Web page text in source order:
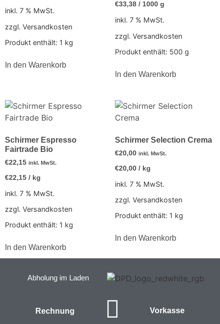
inkl. 7 % MwSt.
zzgl. Versandkosten
Produkt enthält: 1 kg
In den Warenkorb
€33,38 / 1000 g
inkl. 7 % MwSt.
zzgl. Versandkosten
Produkt enthält: 500 g
In den Warenkorb
Schirmer Espresso
Fairtrade Bio
€22,15 inkl. MwSt.
€22,15 / kg
inkl. 7 % MwSt.
zzgl. Versandkosten
Produkt enthält: 1 kg
In den Warenkorb
Schirmer Selection Crema
€20,00 inkl. MwSt.
€20,00 / kg
inkl. 7 % MwSt.
zzgl. Versandkosten
Produkt enthält: 1 kg
In den Warenkorb
Abholung im Laden
Rechnung Vorkasse